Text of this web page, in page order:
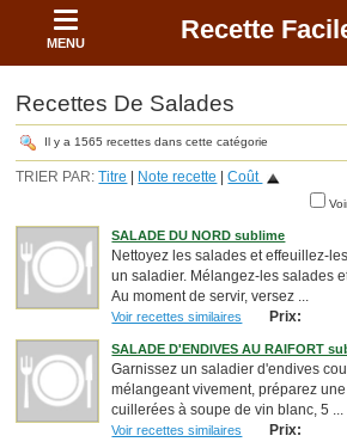
MENU Recette
Recettes De Salades
Il y a 1565 recettes dans cette catégorie
TRIER PAR: Titre | Note recette |Coût
SALADE DU NORD sublime
Nettoyez les salades et effeuillez-
un saladier. Mélangez-les salades
Au moment de servir, versez ...
Voir recettes similaires Prix:
SALADE D'ENDIVES AU RAIFORT
Garnissez un saladier d'endives
mélangeant vivement, préparez
cuillerées à soupe de vin blanc, 5 ...
Voir recettes similaires Prix: